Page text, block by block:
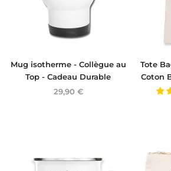
Mug isotherme - Collègue au
Top - Cadeau Durable
29,90 €
Tote
Coton